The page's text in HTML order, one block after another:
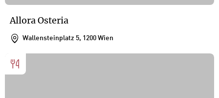
Allora Osteria
Wallensteinplatz 5, 1200 Wien